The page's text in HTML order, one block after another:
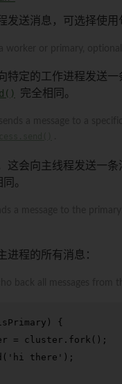
发送消息，可选择使用
特定的工作进程发送一
完全相同。
这会向主线程发送一条
同。
进程的所有消息：
) {
= cluster. fork ();
( 'hi there' );